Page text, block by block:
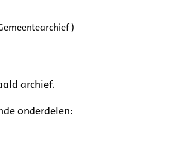
)
archief.
onderdelen: